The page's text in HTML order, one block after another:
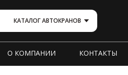
КАТАЛОГ АВТОКРАНОВ
О КОМПАНИИ КОНТАКТЫ